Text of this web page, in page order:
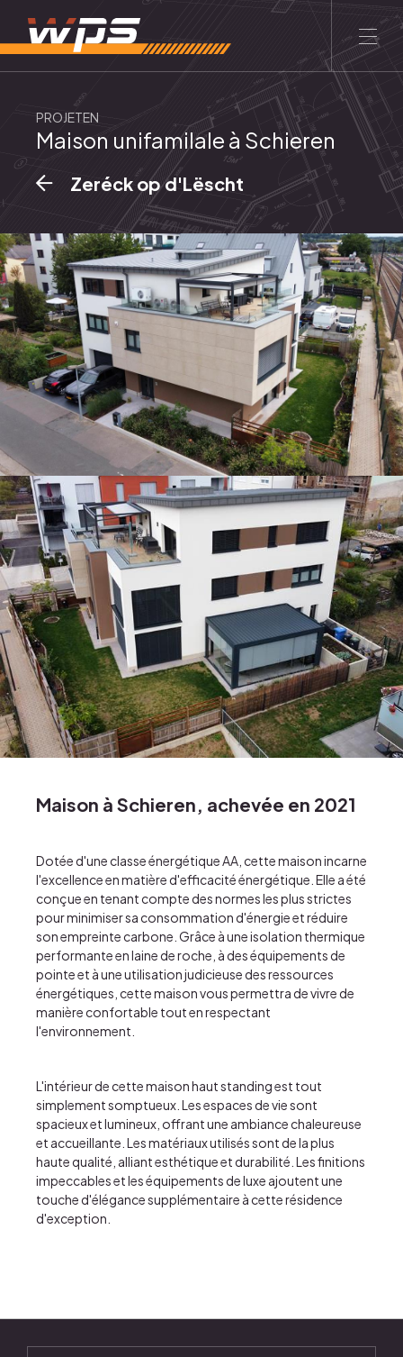
DE GRUPP KONTAKT
LU
Iwwert eis Philosophie Ekipp
Servicer
Promotioun vun Immobilien Konstruktioun
Gestioun vum Chantier Berodung a Verkaf
Expertise vun Immobilien
Immobilien
Projeten
PROJETEN
Maison unifamilale à Schieren
Zeréck op d'Lëscht
Maison à Schieren, achevée en 2021
Dotée d'une classe énergétique AA, cette maison incarne
l'excellence en matière d'efficacité énergétique. Elle a été
conçue en tenant compte des normes les plus strictes
pour minimiser sa consommation d'énergie et réduire
son empreinte carbone. Grâce à une isolation thermique
performante en laine de roche, à des équipements de
pointe et à une utilisation judicieuse des ressources
énergétiques, cette maison vous permettra de vivre de
manière confortable tout en respectant
l'environnement.
L'intérieur de cette maison haut standing est tout
simplement somptueux. Les espaces de vie sont
spacieux et lumineux, offrant une ambiance chaleureuse
et accueillante. Les matériaux utilisés sont de la plus
haute qualité, alliant esthétique et durabilité. Les finitions
impeccables et les équipements de luxe ajoutent une
touche d'élégance supplémentaire à cette résidence
d'exception.